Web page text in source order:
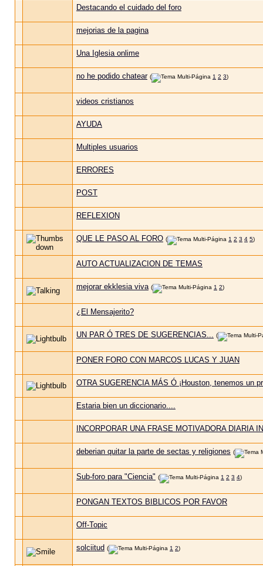
Destacando el cuidado del foro
mejorias de la pagina
Una Iglesia onlime
no he podido chatear ( 1 2 3)
videos cristianos
AYUDA
Multiples usuarios
ERRORES
POST
REFLEXION
QUE LE PASO AL FORO ( 1 2 3 4 5)
AUTO ACTUALIZACION DE TEMAS
mejorar ekklesia viva ( 1 2)
¿El Mensajerito?
UN PAR Ó TRES DE SUGERENCIAS... (
PONER FORO CON MARCOS LUCAS Y JUAN
OTRA SUGERENCIA MÁS Ó ¡Houston, tenemos un
Estaria bien un diccionario....
INCORPORAR UNA FRASE MOTIVADORA DIARIA
deberian quitar la parte de sectas y religiones (
Sub-foro para "Ciencia" ( 1 2 3 4)
PONGAN TEXTOS BIBLICOS POR FAVOR
Off-Topic
solciitud ( 1 2)